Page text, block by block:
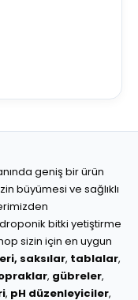
geniş bir ürün
büyümesi ve sağlıklı
bitki yetiştirme
sizin için en uygun
saksılar, tablalar,
, gübreler,
, pH düzenleyiciler,